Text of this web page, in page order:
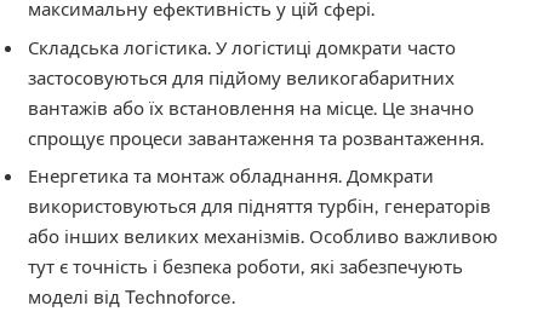
максимальну ефективність у цій сфері.
Складська логістика. У логістиці домкрати часто
застосовуються для підйому великогабаритних
вантажів або їх встановлення на місце. Це значно
спрощує процеси завантаження та розвантаження.
Енергетика та монтаж обладнання. Домкрати
використовуються для підняття турбін, генераторів
або інших великих механізмів. Особливо важливою
тут є точність і безпека роботи, які забезпечують
моделі від Technoforce.